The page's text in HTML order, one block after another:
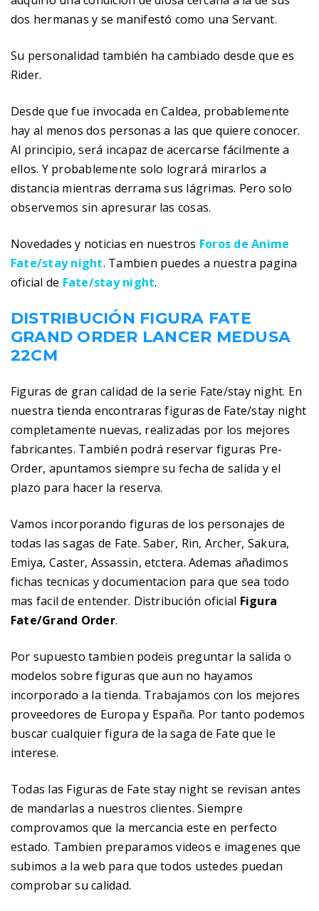
dos hermanas y se manifestó como una Servant.
Su personalidad también ha cambiado desde que es
Rider.
Desde que fue invocada en Caldea, probablemente
hay al menos dos personas a las que quiere conocer.
Al principio, será incapaz de acercarse fácilmente a
ellos. Y probablemente solo logrará mirarlos a
distancia mientras derrama sus lágrimas. Pero solo
observemos sin apresurar las cosas.
Novedades y noticias en nuestros Foros de Anime
Fate/stay night. Tambien puedes a nuestra pagina
oficial de Fate/stay night.
DISTRIBUCIÓN FIGURA FATE
GRAND ORDER LANCER MEDUSA
22CM
Figuras de gran calidad de la serie Fate/stay night. En
nuestra tienda encontraras figuras de Fate/stay night
completamente nuevas, realizadas por los mejores
fabricantes. También podrá reservar figuras Pre-
Order, apuntamos siempre su fecha de salida y el
plazo para hacer la reserva.
Vamos incorporando figuras de los personajes de
todas las sagas de Fate. Saber, Rin, Archer, Sakura,
Emiya, Caster, Assassin, etctera. Ademas añadimos
fichas tecnicas y documentacion para que sea todo
mas facil de entender. Distribución oficial Figura
Fate/Grand Order.
Por supuesto tambien podeis preguntar la salida o
modelos sobre figuras que aun no hayamos
incorporado a la tienda. Trabajamos con los mejores
proveedores de Europa y España. Por tanto podemos
buscar cualquier figura de la saga de Fate que le
interese.
Todas las Figuras de Fate stay night se revisan antes
de mandarlas a nuestros clientes. Siempre
comprovamos que la mercancia este en perfecto
estado. Tambien preparamos videos e imagenes que
subimos a la web para que todos ustedes puedan
comprobar su calidad.